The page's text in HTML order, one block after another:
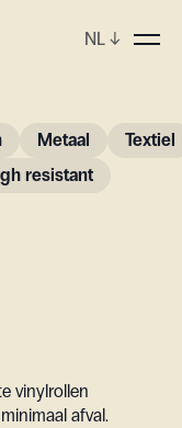
NL ↓
Metaal
Textiel
resistant
vinylrollen
afval.